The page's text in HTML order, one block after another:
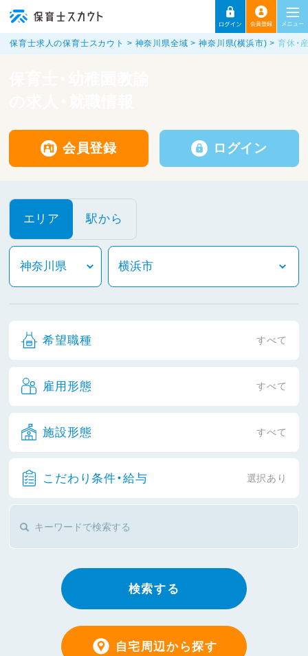
保育士求人の保育士スカウト 神奈川県全域 神奈川県(横浜市) 育休・
会員登録 ログイン
エリア 駅から
希望職種 すべて
雇用形態 すべて
施設形態 すべて
こだわり条件・給与 選択あり
検索する
自宅周辺から探す